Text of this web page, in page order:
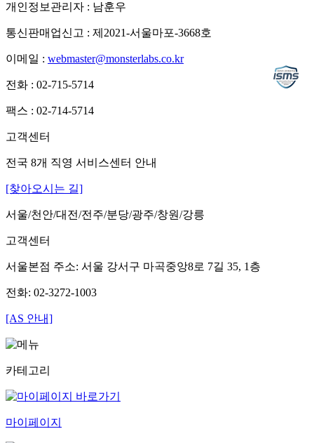
개인정보관리자 : 남훈우
통신판매업신고 : 제2021-서울마포-3668호
이메일 : webmaster@monsterlabs.co.kr
전화 : 02-715-5714
팩스 : 02-714-5714
고객센터
전국 8개 직영 서비스센터 안내
[찾아오시는 길]
서울/천안/대전/전주/분당/광주/창원/강릉
고객센터
서울본점 주소: 서울 강서구 마곡중앙8로 7길 35, 1층
전화: 02-3272-1003
[AS 안내]
카테고리
마이페이지